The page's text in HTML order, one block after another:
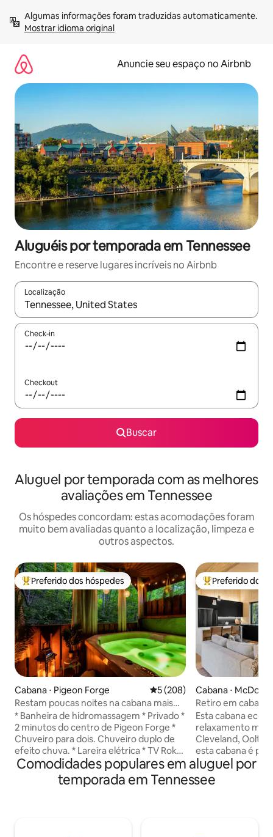
para
Mostrar idioma original
Anuncie seu espaço no Airbnb
Aluguéis por temporada em Tennessee
Encontre e reserve lugares incríveis no Airbnb
Localização
Quando os resultados estiverem disponíveis, explore-os
Check-in
Checkout
Buscar
Aluguel por temporada com as melhores
avaliações em Tennessee
Os hóspedes concordam: estas acomodações foram
muito bem avaliadas quanto a localização, limpeza e
outros aspectos.
Entre os melhores preferidos dos hóspedes
Preferido dos hóspedes
Cabana ⋅ Pigeon Forge 5 de uma avaliação média de
5 (208)
Restam poucas noites na cabana mais
bem avaliada, apenas para adultos
* Banheira de hidromassagem * Privado *
2 minutos do centro de Pigeon Forge *
Chuveiro para dois. Chuveiro duplo de
efeito chuva. * Lareira elétrica * TV Roku
de 50 polegadas * Máquina lava e seca *
Fornecemos materiais de limpeza extras
* Shampoo, condicionador, sabonete
Entre os
Preferido dos
Cabana ⋅
Retiro em
size * Perto de
Esta cabana
relaxamento
Cleveland,
esta cabana é
aventureiros
negócios e
de uma cama
Comodidades populares em aluguel por
temporada em Tennessee